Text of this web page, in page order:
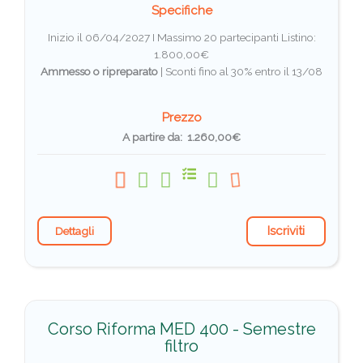
Specifiche
Inizio il 06/04/2027 I Massimo 20 partecipanti Listino:
1.800,00€
Ammesso o ripreparato | Sconti fino al 30% entro il 13/08
Prezzo
A partire da: 1.260,00€
Dettagli Iscriviti
Corso Riforma MED 400 - Semestre
filtro